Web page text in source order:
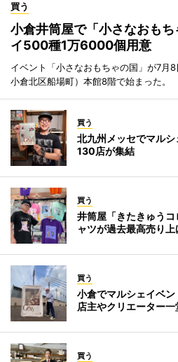
買う
小倉井筒屋で「小さなおも
イ500種1万6000個用意
イベント「小さなおもちゃの国」が7月
小倉北区船場町）本館8階で始まった。
買う
北九州メッセでマル
130店が集結
買う
井筒屋「きたきゅう
ャツが過去最高売り上
買う
小倉でマルシェイベ
店主やクリエーター一
買う